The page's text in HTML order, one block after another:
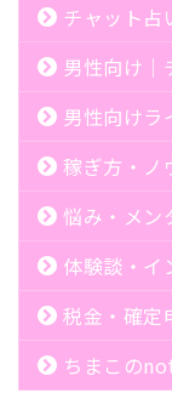
チャット占
男性向け｜
男性向けラ
稼ぎ方・ノ
悩み・メン
体験談・イ
税金・確定
ちまこの